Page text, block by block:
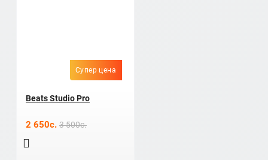
Супер цена
Beats Studio Pro
2 650c. 3 500c.